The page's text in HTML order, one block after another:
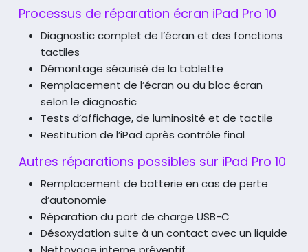
Processus de réparation écran iPad Pro 10
Diagnostic complet de l’écran et des fonctions
tactiles
Démontage sécurisé de la tablette
Remplacement de l’écran ou du bloc écran
selon le diagnostic
Tests d’affichage, de luminosité et de tactile
Restitution de l’iPad après contrôle final
Autres réparations possibles sur iPad Pro 10
Remplacement de batterie en cas de perte
d’autonomie
Réparation du port de charge USB-C
Désoxydation suite à un contact avec un liquide